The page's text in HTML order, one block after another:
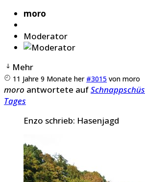
moro
Moderator
Mehr
11 Jahre 9 Monate her #3015 vonmoro
moro antwortete auf
Tages
Enzo schrieb: Hasenjagd